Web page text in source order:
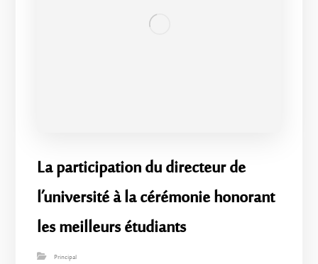
La participation du directeur de
l’université à la cérémonie honorant
les meilleurs étudiants
Principal